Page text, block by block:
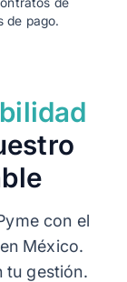
de pago.
con el
México.
tu gestión.